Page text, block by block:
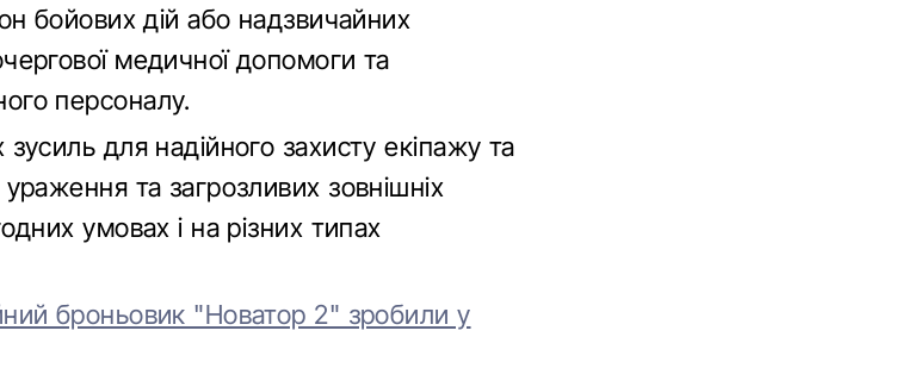
бойових дій або надзвичайних
медичної допомоги та
персоналу.
для надійного захисту екіпажу та
та загрозливих зовнішніх
умовах і на різних типах
броньовик "Новатор 2" зробили у